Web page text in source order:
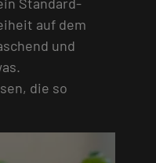
auf dem
und
die so